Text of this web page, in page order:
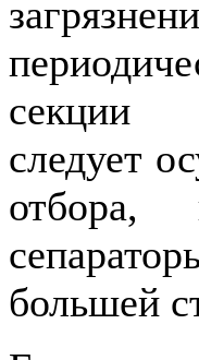
секции
следует
отбора,
большей